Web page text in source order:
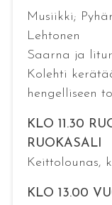
Musiikki;
Lehtonen
Saarna ja
Kolehti
hengelliseen
KLO 11.30
RUOKASALI
Keittolounas,
KLO 13.00